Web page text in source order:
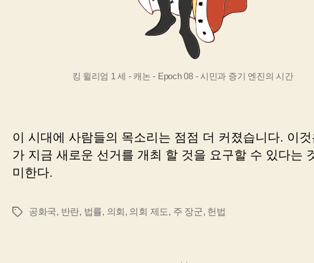
킹 윌리엄 1 세 - 캐논 - Epoch 08 - 시민과 증기 엔진의 시간
이 시대에 사람들의 목소리는 점점 더 커졌습니다. 이것
가 지금 새로운 선거를 개최 할 것을 요구할 수 있다는
미한다.
태
공화국, 반란, 법률, 의회 , 의회 제도, 주 장군, 헌법